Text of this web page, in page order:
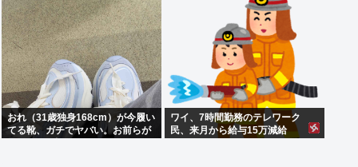
おれ（31歳独身168cm）が今履い
てる靴、ガチでヤバい。お前らが
ワイ、7時間勤務のテレワーク
民、来月から給与15万減給